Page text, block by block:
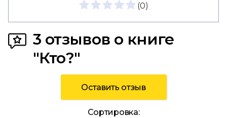
3 отзывов о книге
"Кто?"
Оставить отзыв
Сортировка:
(0)